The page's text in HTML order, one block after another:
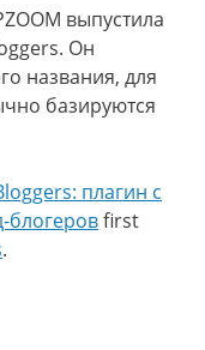
выпустила
Он
названия, для
базируются
плагин с
блогеровfirst
.